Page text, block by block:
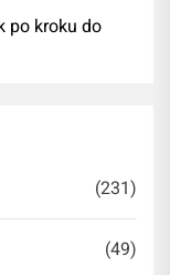
po kroku do
(231)
(49)